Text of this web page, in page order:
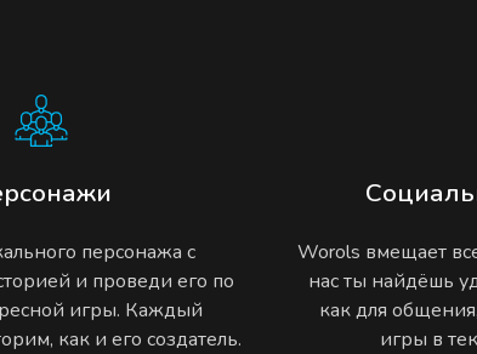
персонажа с
и проведи его по
игры. Каждый
как и его создатель.
Worols вмещает
нас ты найдёшь
как для
игры в